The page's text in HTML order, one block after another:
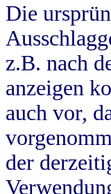
Die
z.B. nach
anzeigen
auch vor,
der